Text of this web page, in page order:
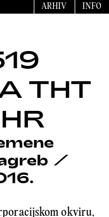
ARHIV INFO
THT
/
okviru,